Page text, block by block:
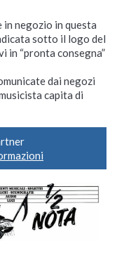
negozio in questa
sotto il logo del
in “pronta consegna”
dai negozi
capita di